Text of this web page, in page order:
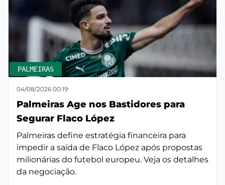
PALMEIRAS
04/08/2026 00:19
Palmeiras Age nos Bastidores para
Segurar Flaco López
Palmeiras define estratégia financeira para
impedir a saída de Flaco López após propostas
milionárias do futebol europeu. Veja os detalhes
da negociação.